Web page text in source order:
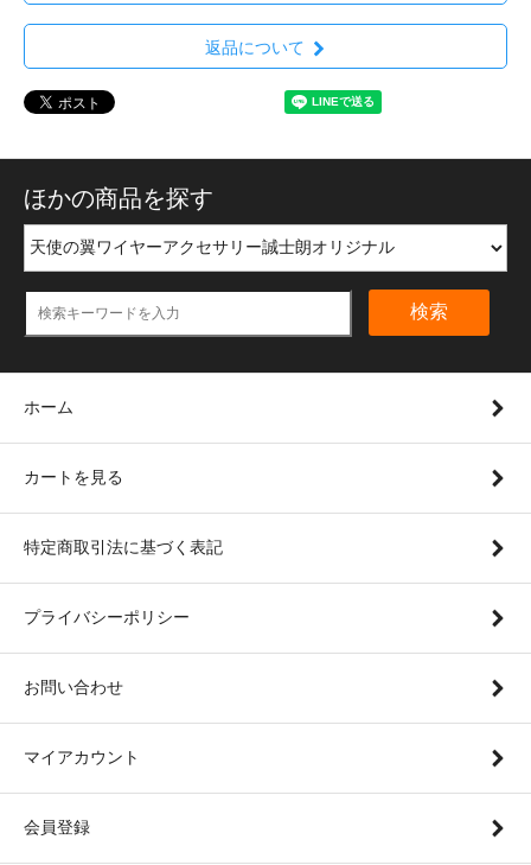
返品について
ほかの商品を探す
検索
ホーム
カートを見る
特定商取引法に基づく表記
プライバシーポリシー
お問い合わせ
マイアカウント
会員登録